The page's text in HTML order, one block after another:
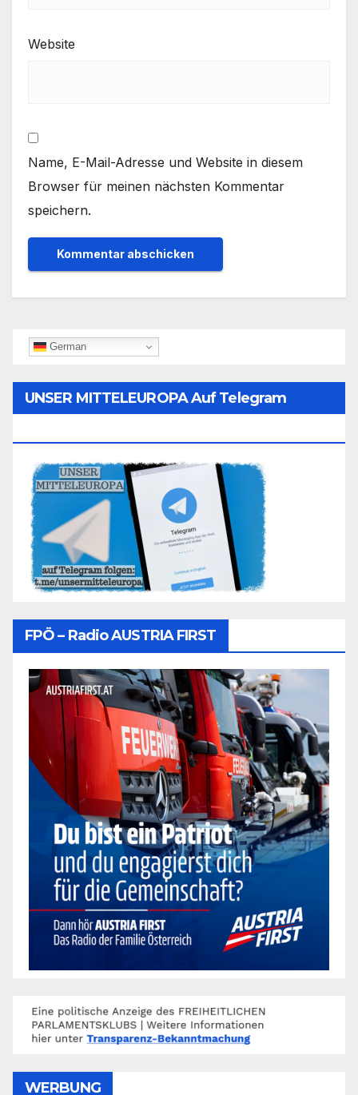
Website
Name, E-Mail-Adresse und Website in diesem
Browser für meinen nächsten Kommentar
speichern.
German
UNSER MITTELEUROPA Auf Telegram
FPÖ – Radio AUSTRIA FIRST
WERBUNG